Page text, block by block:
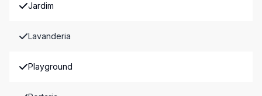
Jardim
Lavanderia
Playground